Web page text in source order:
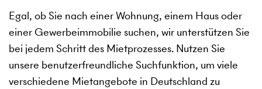
Egal, ob Sie nach einer Wohnung, einem Haus oder
einer Gewerbeimmobilie suchen, wir unterstützen Sie
bei jedem Schritt des Mietprozesses. Nutzen Sie
unsere benutzerfreundliche Suchfunktion, um viele
verschiedene Mietangebote in Deutschland zu